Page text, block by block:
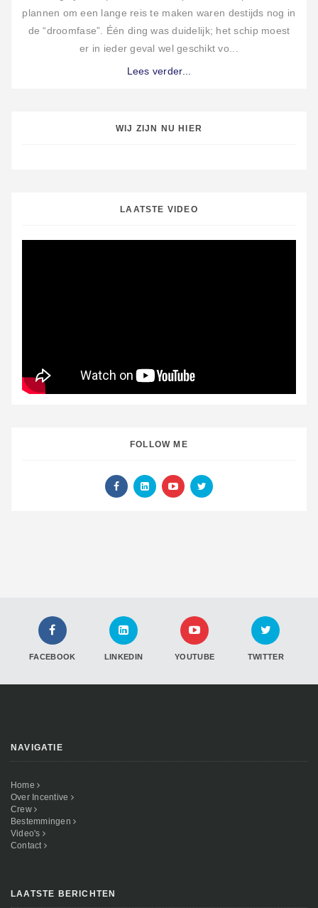
plannen om een lange reis te maken waren destijds nog in
de “droomfase”. Één ding was duidelijk; het schip moest
er in ieder geval wel geschikt vo...
Lees verder...
WIJ ZIJN NU HIER
LAATSTE VIDEO
FOLLOW ME
FACEBOOK LINKEDIN YOUTUBE TWITTER
NAVIGATIE
Home
Over Incentive
Crew
Bestemmingen
Video's
Contact
LAATSTE BERICHTEN